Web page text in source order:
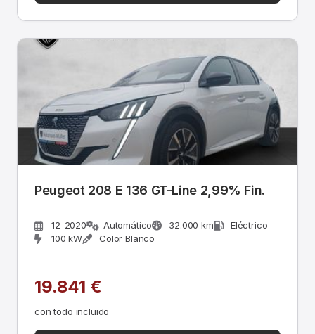
Peugeot 208 E 136 GT-Line 2,99% Fin.
12-2020 Automático 32.000 km
Eléctrico
100 kW
Color Blanco
19.841 €
con todo incluido